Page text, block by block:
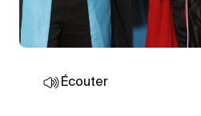
Écouter